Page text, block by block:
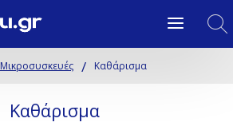
Μικροσυσκευές Καθάρισμα
Καθάρισμα